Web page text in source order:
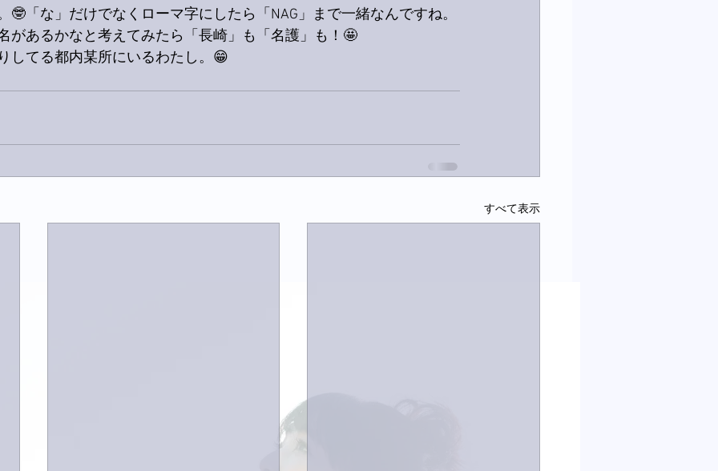
🤓「な」だけでなくローマ字にしたら「NAG」まで一緒なんですね。
があるかなと考えてみたら「長崎」も「名護」も！🤩
してる都内某所にいるわたし。😁
すべて表示